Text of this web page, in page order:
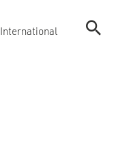
International